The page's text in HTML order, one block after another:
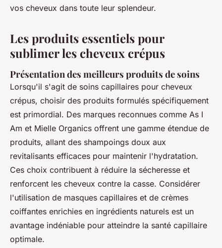
vos cheveux dans toute leur splendeur.
Les produits essentiels pour
sublimer les cheveux crépus
Présentation des meilleurs produits de soins
Lorsqu'il s'agit de soins capillaires pour cheveux
crépus, choisir des produits formulés spécifiquement
est primordial. Des marques reconnues comme As I
Am et Mielle Organics offrent une gamme étendue de
produits, allant des shampoings doux aux
revitalisants efficaces pour maintenir l'hydratation.
Ces choix contribuent à réduire la sécheresse et
renforcent les cheveux contre la casse. Considérer
l'utilisation de masques capillaires et de crèmes
coiffantes enrichies en ingrédients naturels est un
avantage indéniable pour atteindre la santé capillaire
optimale.